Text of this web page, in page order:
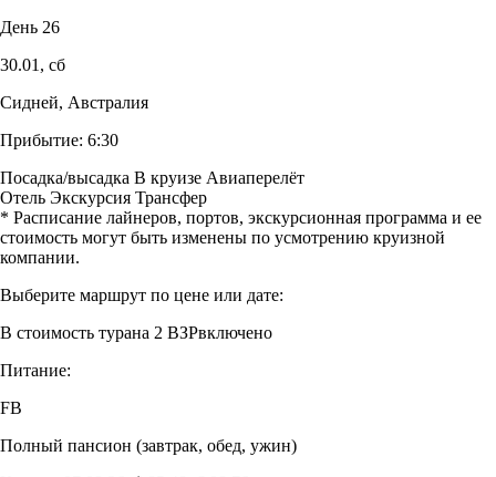
День 26
30.01, сб
Сидней, Австралия
Прибытие: 6:30
Посадка/высадка В круизе Авиаперелёт
Отель Экскурсия Трансфер
* Расписание лайнеров, портов, экскурсионная программа и ее
стоимость могут быть изменены по усмотрению круизной
компании.
Выберите маршрут по цене или дате:
В стоимость турана 2 ВЗРвключено
Питание:
FB
Полный пансион (завтрак, обед, ужин)